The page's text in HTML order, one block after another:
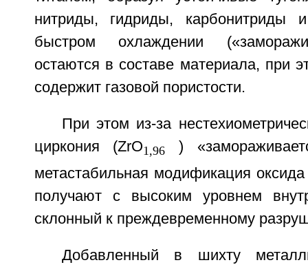
нитриды, гидриды, карбонитриды
быстром охлаждении
остаются в составе материала, при
содержит газовой пористости.
При этом из-за
циркония (ZrO1,96
)
метастабильная модификация
получают с высоким уровнем
склонный к преждевременному
Добавленный в шихту